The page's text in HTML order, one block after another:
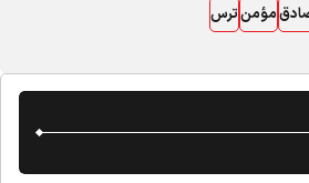
مؤمنترس